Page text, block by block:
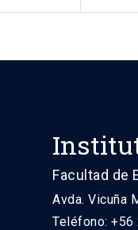
Facultad de
Avda. Vicuña
Teléfono: +56